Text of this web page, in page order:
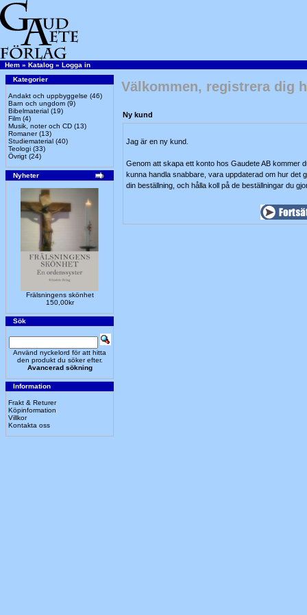
Hem » Katalog » Logga in
Kategorier
Andakt och uppbyggelse (46)
Barn och ungdom (9)
Bibelmaterial (19)
Film (4)
Musik, noter och CD (13)
Romaner(13)
Studiematerial (40)
Teologi (33)
Övrigt (24)
Nyheter
Frälsningens skönhet
150,00kr
Sök
Använd nyckelord för att hitta
den produkt du söker efter.
Avancerad sökning
Information
Frakt & Returer
Köpinformation
Villkor
Kontakta oss
Välkommen, registrera dig
Ny kund
Jag är en ny kund.
Genom att skapa ett konto hos Gaudete AB kommer
kunna handla snabbare, vara uppdaterad om hur det
din beställning, och hålla koll på de beställningar du